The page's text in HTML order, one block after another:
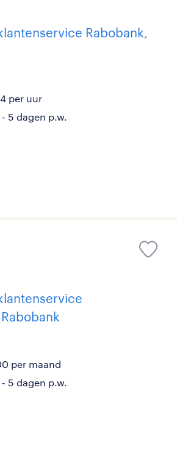
Rabobank,
per uur
5 dagen p.w.
per maand
5 dagen p.w.